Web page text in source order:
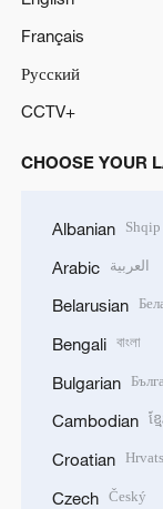
Français
Русский
CCTV+
CHOOSE YOUR
Albanian Shqip
Arabic العربية
Belarusian
Bengali বাংলা
Bulgarian
Cambodian ខ្ម
Croatian
Czech Český